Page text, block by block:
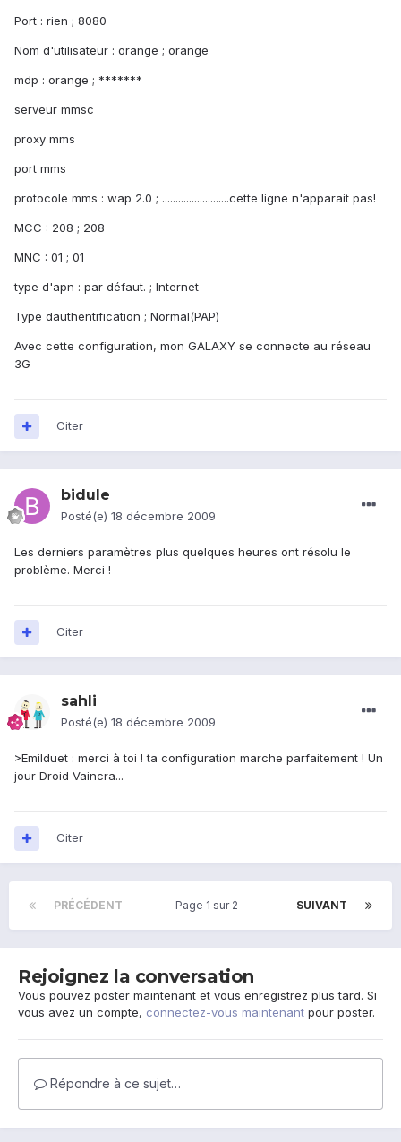
Port : rien ; 8080
Nom d'utilisateur : orange ; orange
mdp : orange ; *******
serveur mmsc
proxy mms
port mms
protocole mms : wap 2.0 ; .........................cette ligne n'apparait pas!
MCC : 208 ; 208
MNC : 01 ; 01
type d'apn : par défaut. ; Internet
Type dauthentification ; Normal(PAP)
Avec cette configuration, mon GALAXY se connecte au réseau
3G
Citer
bidule
Posté(e) 18 décembre 2009
Les derniers paramètres plus quelques heures ont résolu le
problème. Merci !
Citer
sahli
Posté(e) 18 décembre 2009
>Emilduet : merci à toi ! ta configuration marche parfaitement ! Un
jour Droid Vaincra...
Citer
PRÉCÉDENT SUIVANT
Page 1 sur 2
Rejoignez la conversation
Vous pouvez poster maintenant et vous enregistrez plus tard. Si
vous avez un compte, connectez-vous maintenant pour poster.
Répondre à ce sujet…